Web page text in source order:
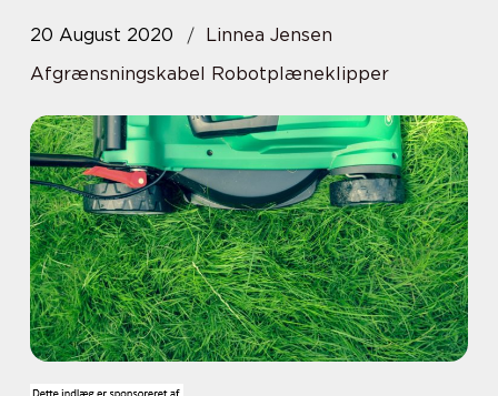
20 August 2020
Linnea Jensen
Afgrænsningskabel Robotplæneklipper